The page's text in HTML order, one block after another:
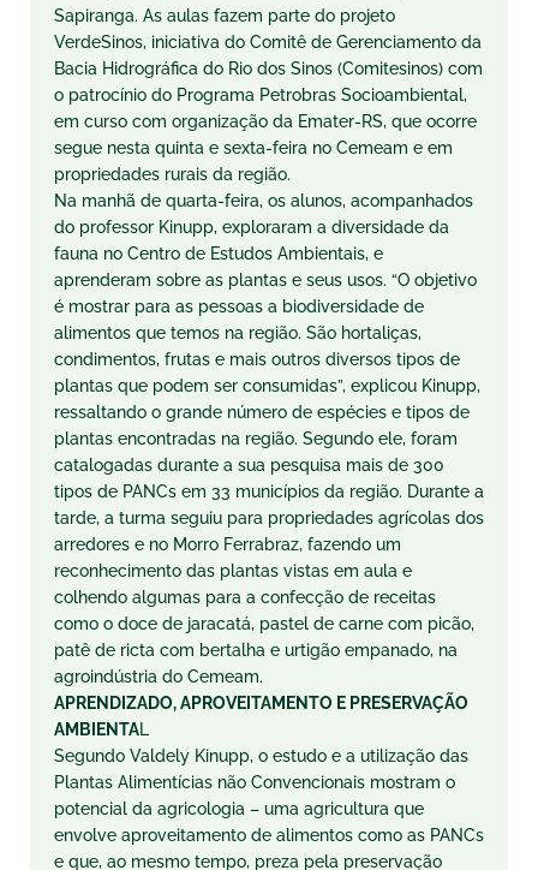
Sapiranga. As aulas fazem parte do projeto
VerdeSinos, iniciativa do Comitê de Gerenciamento da
Bacia Hidrográfica do Rio dos Sinos (Comitesinos) com
o patrocínio do Programa Petrobras Socioambiental,
em curso com organização da Emater-RS, que ocorre
segue nesta quinta e sexta-feira no Cemeam e em
propriedades rurais da região.
Na manhã de quarta-feira, os alunos, acompanhados
do professor Kinupp, exploraram a diversidade da
fauna no Centro de Estudos Ambientais, e
aprenderam sobre as plantas e seus usos. “O objetivo
é mostrar para as pessoas a biodiversidade de
alimentos que temos na região. São hortaliças,
condimentos, frutas e mais outros diversos tipos de
plantas que podem ser consumidas”, explicou Kinupp,
ressaltando o grande número de espécies e tipos de
plantas encontradas na região. Segundo ele, foram
catalogadas durante a sua pesquisa mais de 300
tipos de PANCs em 33 municípios da região. Durante a
tarde, a turma seguiu para propriedades agrícolas dos
arredores e no Morro Ferrabraz, fazendo um
reconhecimento das plantas vistas em aula e
colhendo algumas para a confecção de receitas
como o doce de jaracatá, pastel de carne com picão,
patê de ricta com bertalha e urtigão empanado, na
agroindústria do Cemeam.
APRENDIZADO, APROVEITAMENTO E PRESERVAÇÃO
AMBIENTAL
Segundo Valdely Kinupp, o estudo e a utilização das
Plantas Alimentícias não Convencionais mostram o
potencial da agricologia – uma agricultura que
envolve aproveitamento de alimentos como as PANCs
e que, ao mesmo tempo, preza pela preservação